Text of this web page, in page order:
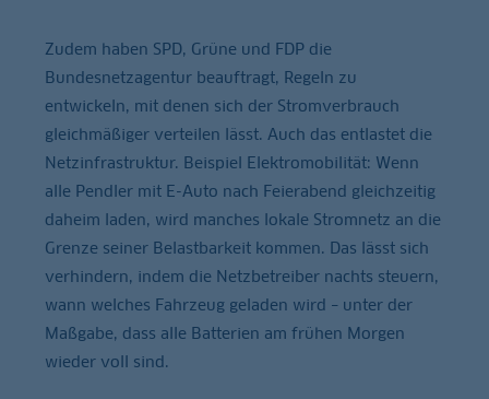
Zudem haben SPD, Grüne und FDP die
Bundesnetzagentur beauftragt, Regeln zu
entwickeln, mit denen sich der Stromverbrauch
gleichmäßiger verteilen lässt. Auch das entlastet die
Netzinfrastruktur. Beispiel Elektromobilität: Wenn
alle Pendler mit E-Auto nach Feierabend gleichzeitig
daheim laden, wird manches lokale Stromnetz an die
Grenze seiner Belastbarkeit kommen. Das lässt sich
verhindern, indem die Netzbetreiber nachts steuern,
wann welches Fahrzeug geladen wird – unter der
Maßgabe, dass alle Batterien am frühen Morgen
wieder voll sind.